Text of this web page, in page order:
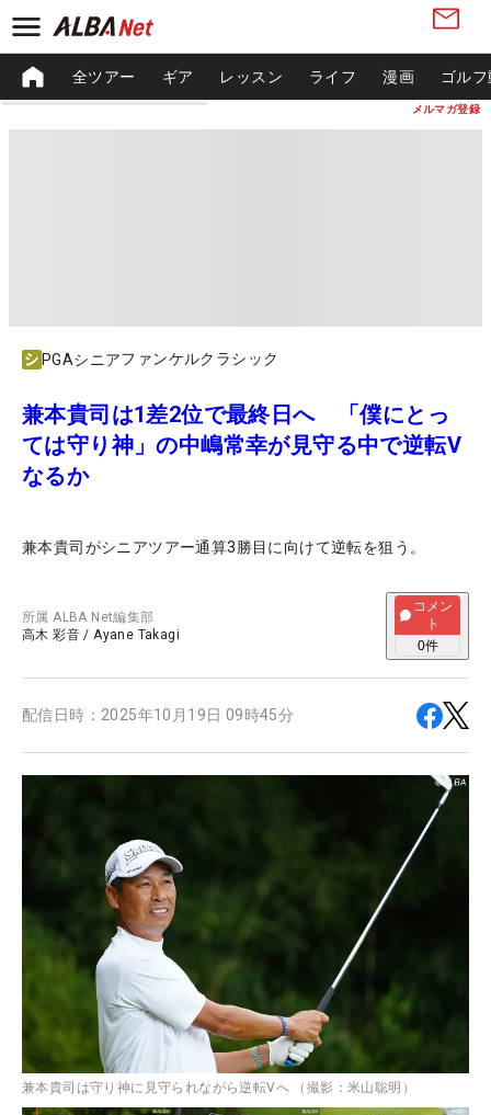
メルマガ登録
全ツアー ギア レッスン ライフ 漫画 ゴル
PGAシニアファンケルクラシック
兼本貴司は1差2位で最終日へ 「僕にとっ
ては守り神」の中嶋常幸が見守る中で逆転V
なるか
兼本貴司がシニアツアー通算3勝目に向けて逆転を狙う。
所属ALBA Net編集部
高木 彩音 /Ayane Takagi
コメン
ト
0件
配信日時： 2025年10月19日 09時45分
兼本貴司は守り神に見守られながら逆転Vへ （撮影：米山聡明）